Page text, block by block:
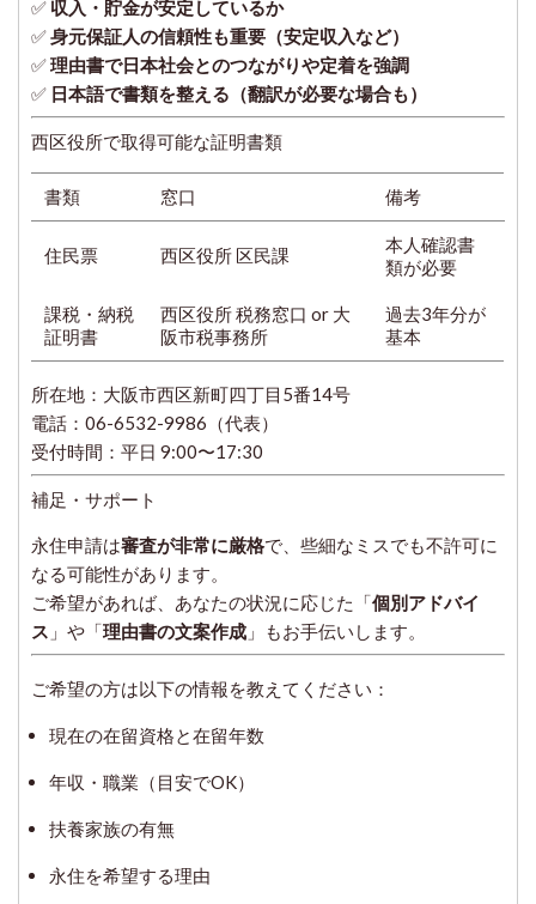
✅ 収入・貯金が安定しているか
✅身元保証人の信頼性も重要（安定収入など）
✅理由書で日本社会とのつながりや定着を強調
✅ 日本語で書類を整える（翻訳が必要な場合も）
西区役所で取得可能な証明書類
書類 窓口 備考
住民票 西区役所 区民課
本人確認書
類が必要
課税・納税
証明書
西区役所 税務窓口 or 大
阪市税事務所
過去3年分が
基本
所在地：大阪市西区新町四丁目5番14号
電話：06-6532-9986（代表）
受付時間：平日 9:00〜17:30
補足・サポート
永住申請は審査が非常に厳格で、些細なミスでも不許可に
なる可能性があります。
ご希望があれば、あなたの状況に応じた「個別アドバイ
ス 」や「理由書の文案作成 」もお手伝いします。
ご希望の方は以下の情報を教えてください：
現在の在留資格と在留年数
年収・職業（目安でOK）
扶養家族の有無
永住を希望する理由